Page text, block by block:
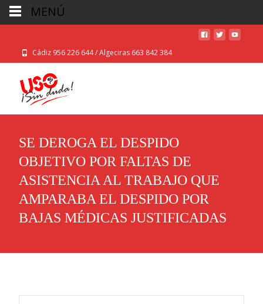
Cádiz 956 226 644 / Algeciras 663 842 384
SE DEROGA EL DESPIDO
OBJETIVO POR FALTAS DE
ASISTENCIA AL TRABAJO QUE
AMPARABA EL DESPIDO POR
BAJAS MÉDICAS JUSTIFICADAS
MENÚ